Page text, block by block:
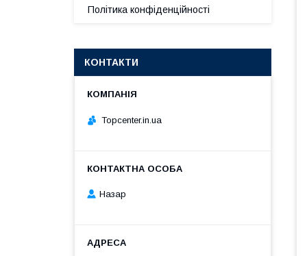
Політика конфіденційності
КОНТАКТИ
Topcenter.in.ua
Назар